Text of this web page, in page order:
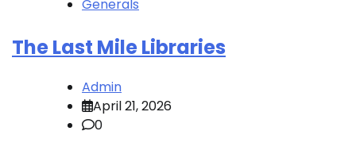
Generals
The Last Mile Libraries
Admin
April 21, 2026
0